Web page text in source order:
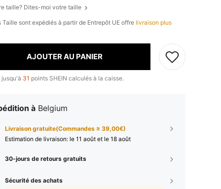
taille? Dites-moi votre taille
Taille sont expédiés à partir de Entrepôt UE offre livraison plus
AJOUTER AU PANIER
jusqu'à 31 points SHEIN calculés à la caisse.
à Belgium
Livraison gratuite(Commandes ≥ 39,00€)
Estimation de livraison: le 11 août et le 18 août
30-jours de retours gratuits
Sécurité des achats